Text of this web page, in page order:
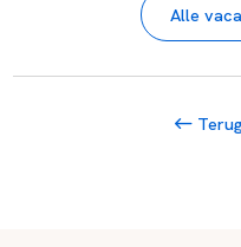
Alle